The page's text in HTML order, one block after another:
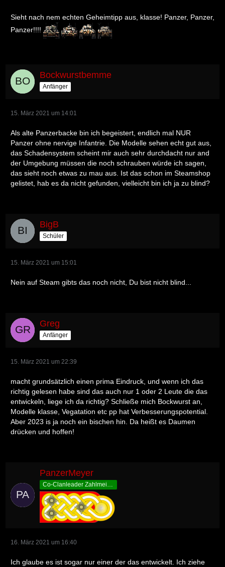
Sieht nach nem echten Geheimtipp aus, klasse! Panzer, Panzer,
Panzer!!!!
Bockwurstbemme
Anfänger
15. März 2021 um 14:01
Als alte Panzerbacke bin ich begeistert, endlich mal NUR
Panzer ohne nervige Infantrie. Die Modelle sehen echt gut aus,
das Schadensystem scheint mir auch sehr durchdacht nur and
der Umgebung müssen die noch schrauben würde ich sagen,
das sieht noch etwas zu mau aus. Ist das schon im Steamshop
gelistet, hab es da nicht gefunden, vielleicht bin ich ja zu blind?
BigB
Schüler
15. März 2021 um 15:01
Nein auf Steam gibts das noch nicht, Du bist nicht blind...
Greg
Anfänger
15. März 2021 um 22:39
macht grundsätzlich einen prima Eindruck, und wenn ich das
richtig gelesen habe sind das auch nur 1 oder 2 Leute die das
entwickeln, liege ich da richtig? Schließe mich Bockwurst an,
Modelle klasse, Vegatation etc pp hat Verbesserungspotential.
Aber 2023 is ja noch ein bischen hin. Da heißt es Daumen
drücken und hoffen!
PanzerMeyer
Co-Clanleader Zahlmeister
16. März 2021 um 16:40
Ich glaube es ist sogar nur einer der das entwickelt. Ich ziehe